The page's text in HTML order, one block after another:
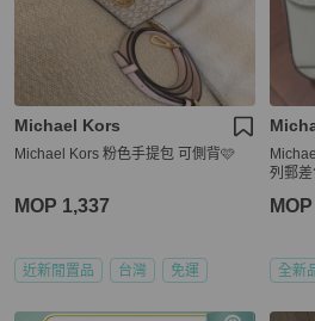
Michael Kors
Michael Kors 粉色手提包 可側背🩷
MOP 1,337
近新閒置品 台灣 免運
列郵
全新